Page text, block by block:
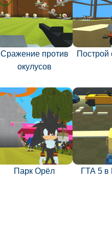
Сражение против
окулусов
Построй
Парк Орёл ГТА 5 в